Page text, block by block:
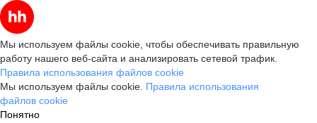
Мы используем файлы cookie, чтобы обеспечивать правильную
работу нашего веб-сайта и анализировать сетевой трафик.
Правила использования файлов cookie
Мы используем файлы cookie. Правила использования
файлов cookie
Понятно